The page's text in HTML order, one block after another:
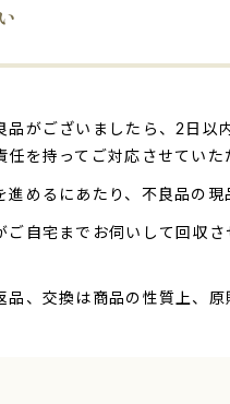
品がございましたら、2日以
を持ってご対応させていた
めるにあたり、不良品の現
ご自宅までお伺いして回収
、交換は商品の性質上、